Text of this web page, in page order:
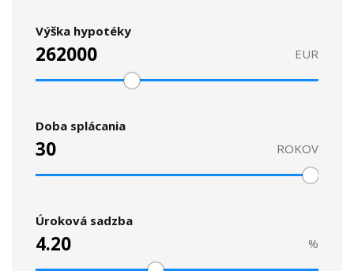
Výška hypotéky
EUR
Doba splácania
ROKOV
Úroková sadzba
%